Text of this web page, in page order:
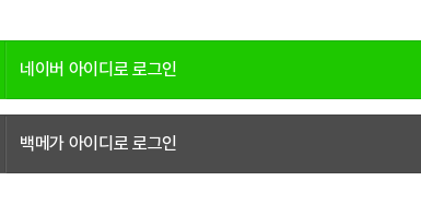
네이버 아이디로 로그인
백메가 아이디로 로그인